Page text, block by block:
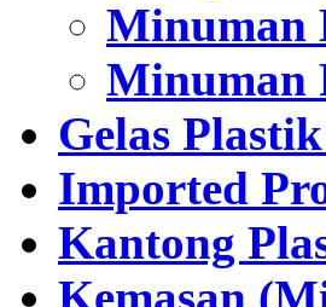
Minuman
Minuman
Gelas
Imported
Kantong
Kemasan